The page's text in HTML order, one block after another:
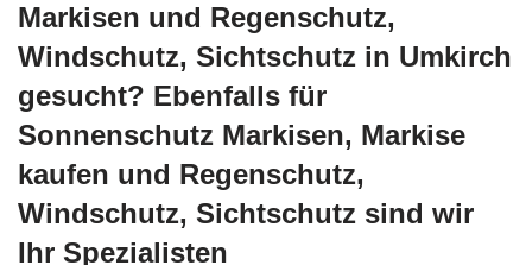
Markisen und Regenschutz,
Windschutz, Sichtschutz in Umkirch
gesucht? Ebenfalls für
Sonnenschutz Markisen, Markise
kaufen und Regenschutz,
Windschutz, Sichtschutz sind wir
Ihr Spezialisten